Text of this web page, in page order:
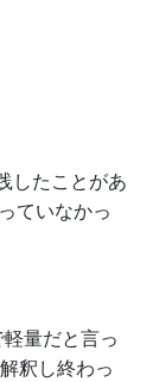
したことがあ
ていなかっ
量だと言っ
釈し終わっ